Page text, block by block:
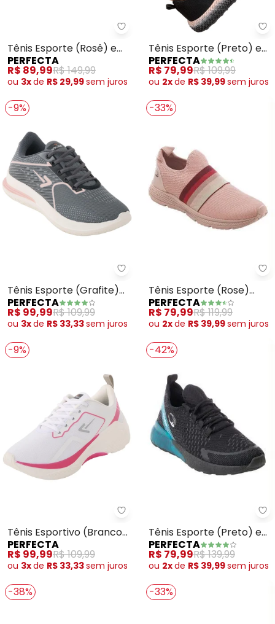
Perfecta - Tênis Esporte
Tênis Esporte (Rosê) em
Tecido
PERFECTA
R$ 89,99R$ 149,99
ou 3xde R$ 29,99sem juros
Tênis Esporte (Preto) em
Tecido
PERFECTA
R$ 79,99R$ 109,99
ou 2xde R$ 39,99sem juros
-9%
Perfecta - Tênis Esporte
Tênis Esporte (Grafite)
em Tecido
PERFECTA
R$ 99,99R$ 109,99
ou 3xde R$ 33,33sem juros
-33%
Tênis Esporte (Rose)
Calce Fácil
PERFECTA
R$ 79,99R$ 119,99
ou 2xde R$ 39,99sem juros
-9%
Perfecta - Tênis Esportivo
Tênis Esportivo (Branco)
com Solado Bicolor
PERFECTA
R$ 99,99R$ 109,99
ou 3xde R$ 33,33sem juros
-42%
Tênis Esporte (Preto) em
Tecido
PERFECTA
R$ 79,99R$ 139,99
ou 2xde R$ 39,99sem juros
-38% -33%